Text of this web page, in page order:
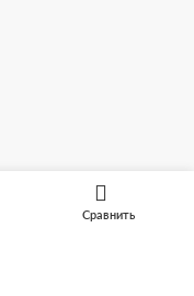
Сравнить